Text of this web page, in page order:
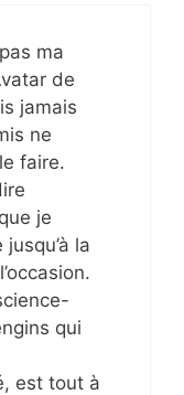
ma
de
jamais
ne
faire.
je
la
qui
est tout à